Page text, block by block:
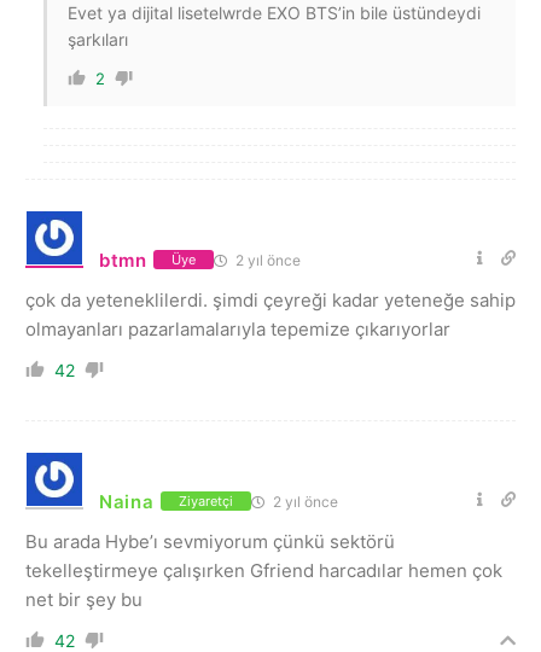
Evet ya dijital lisetelwrde EXO BTS’in bile üstündeydi
şarkıları
2
btmn Üye 2 yıl önce
çok da yeteneklilerdi. şimdi çeyreği kadar yeteneğe sahip
olmayanları pazarlamalarıyla tepemize çıkarıyorlar
42
Naina Ziyaretçi 2 yıl önce
Bu arada Hybe’ı sevmiyorum çünkü sektörü
tekelleştirmeye çalışırken Gfriend harcadılar hemen çok
net bir şey bu
42